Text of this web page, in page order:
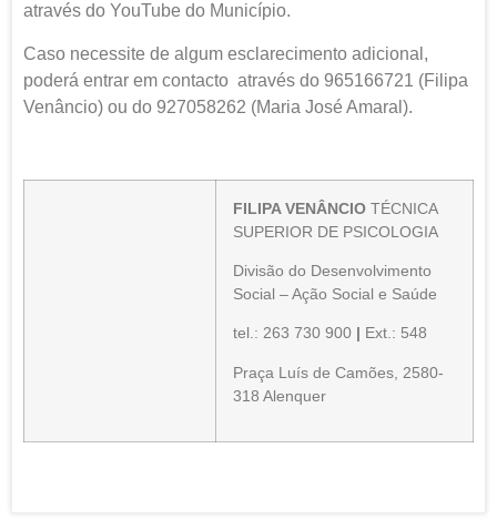
através do YouTube do Município.
Caso necessite de algum esclarecimento adicional,
poderá entrar em contacto através do 965166721 (Filipa
Venâncio) ou do 927058262 (Maria José Amaral).
FILIPA VENÂNCIO TÉCNICA
SUPERIOR DE PSICOLOGIA
Divisão do Desenvolvimento
Social – Ação Social e Saúde
tel.: 263 730 900 | Ext.: 548
Praça Luís de Camões, 2580-
318 Alenquer